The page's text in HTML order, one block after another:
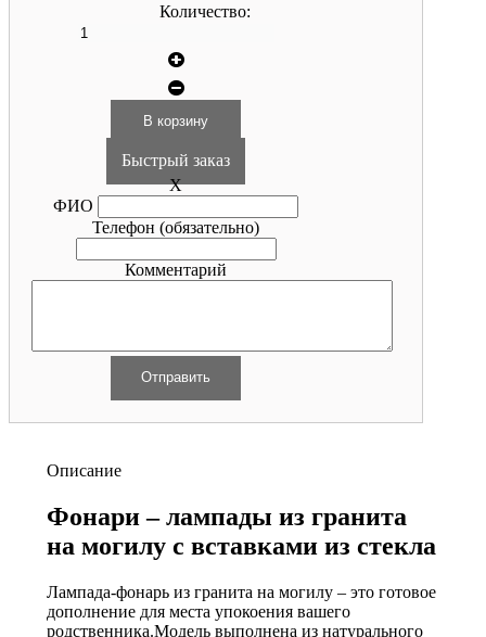
Количество:
Быстрый заказ
X
ФИО
Телефон (обязательно)
Комментарий
Описание
Фонари – лампады из гранита
на могилу с вставками из стекла
Лампада-фонарь из гранита на могилу – это готовое
дополнение для места упокоения вашего
родственника.Модель выполнена из натурального